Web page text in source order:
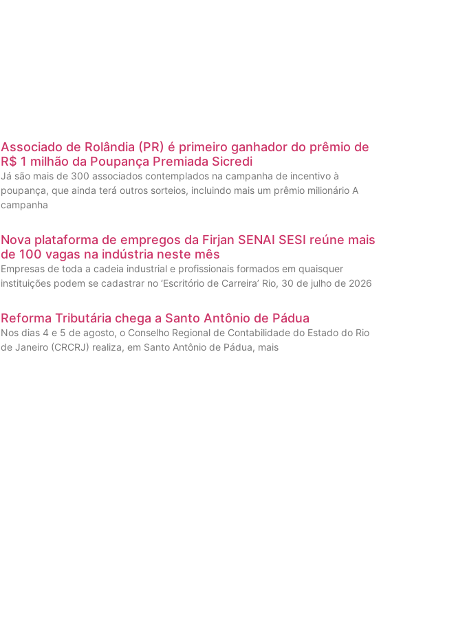
Associado de Rolândia (PR) é primeiro ganhador do prêmio de
R$ 1 milhão da Poupança Premiada Sicredi
Já são mais de 300 associados contemplados na campanha de incentivo à
poupança, que ainda terá outros sorteios, incluindo mais um prêmio milionário A
campanha
Nova plataforma de empregos da Firjan SENAI SESI reúne mais
de 100 vagas na indústria neste mês
Empresas de toda a cadeia industrial e profissionais formados em quaisquer
instituições podem se cadastrar no ‘Escritório de Carreira’ Rio, 30 de julho de 2026
Reforma Tributária chega a Santo Antônio de Pádua
Nos dias 4 e 5 de agosto, o Conselho Regional de Contabilidade do Estado do Rio
de Janeiro (CRCRJ) realiza, em Santo Antônio de Pádua, mais